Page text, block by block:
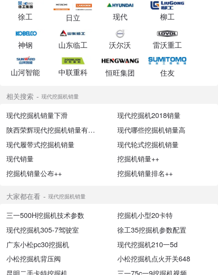
徐工 日立 现代 柳工
神钢 山东临工 沃尔沃 雷沃重工
山河智能 中联重科 恒旺集团 住友
相关搜索 现代挖掘机销量
现代挖掘机销量下滑
现代挖掘机2018销量
陕西荣辉现代挖掘机销量有限公司
现代哪些挖掘机销量高
现代履带式挖掘机销量
现代轮式挖掘机销量
现代销量
挖掘机销量++
挖掘机销量公布++
挖掘机销量排名++
大家都在看 现代挖掘机销量
三一500H挖掘机技术参数
挖掘机小型20卡特
现代挖掘机305-7驾驶室
徐工35挖掘机参数配置
广东小松pc30挖掘机
现代挖掘机210一5d
小松挖掘机背压阀
小松挖掘机点火开关648